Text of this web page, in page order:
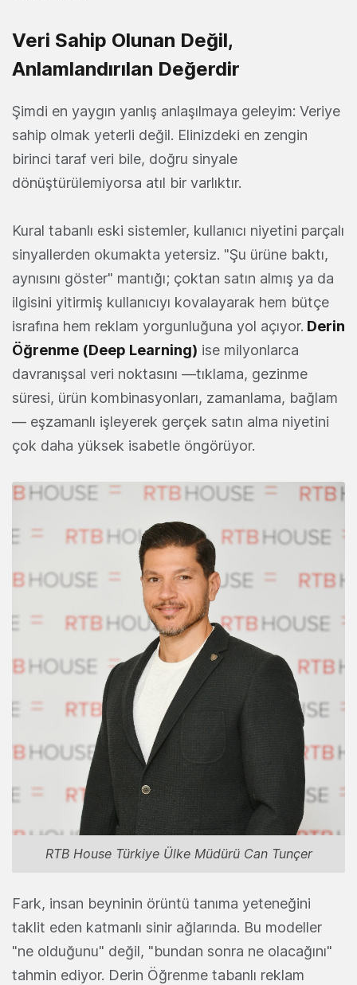
Veri Sahip Olunan Değil,
Anlamlandırılan Değerdir
Şimdi en yaygın yanlış anlaşılmaya geleyim: Veriye
sahip olmak yeterli değil. Elinizdeki en zengin
birinci taraf veri bile, doğru sinyale
dönüştürülemiyorsa atıl bir varlıktır.
Kural tabanlı eski sistemler, kullanıcı niyetini parçalı
sinyallerden okumakta yetersiz. "Şu ürüne baktı,
aynısını göster" mantığı; çoktan satın almış ya da
ilgisini yitirmiş kullanıcıyı kovalayarak hem bütçe
israfına hem reklam yorgunluğuna yol açıyor. Derin
Öğrenme (Deep Learning) ise milyonlarca
davranışsal veri noktasını —tıklama, gezinme
süresi, ürün kombinasyonları, zamanlama, bağlam
— eşzamanlı işleyerek gerçek satın alma niyetini
çok daha yüksek isabetle öngörüyor.
RTB House Türkiye Ülke Müdürü Can Tunçer
Fark, insan beyninin örüntü tanıma yeteneğini
taklit eden katmanlı sinir ağlarında. Bu modeller
"ne olduğunu" değil, "bundan sonra ne olacağını"
tahmin ediyor. Derin Öğrenme tabanlı reklam